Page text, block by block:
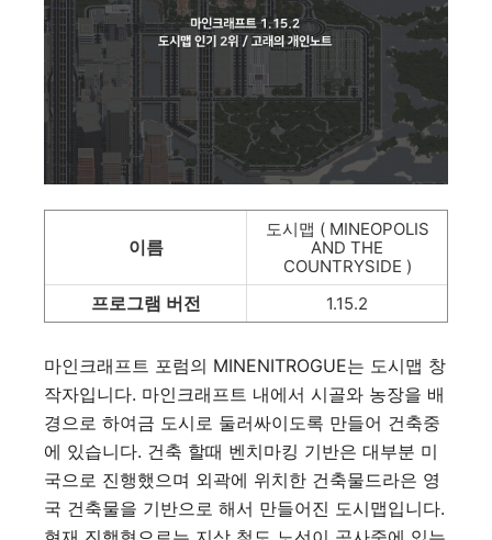
이름
도시맵 ( MINEOPOLIS
AND THE
COUNTRYSIDE )
프로그램 버전 1.15.2
마인크래프트 포럼의 MINENITROGUE는 도시맵 창
작자입니다. 마인크래프트 내에서 시골와 농장을 배
경으로 하여금 도시로 둘러싸이도록 만들어 건축중
에 있습니다. 건축 할때 벤치마킹 기반은 대부분 미
국으로 진행했으며 외곽에 위치한 건축물드라은 영
국 건축물을 기반으로 해서 만들어진 도시맵입니다.